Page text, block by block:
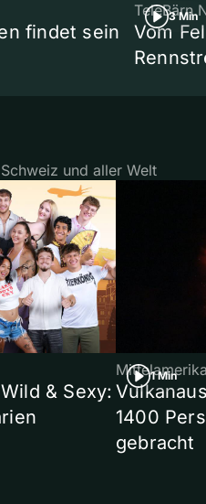
findet sein
3 Min
TeleBärn
Vom
und aller Welt
& Sexy:
1 Min
1400
gebracht